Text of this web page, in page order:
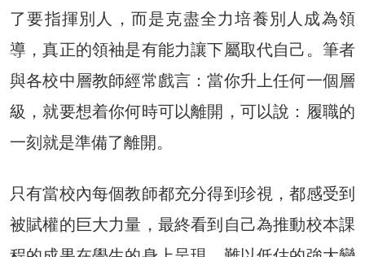
了要指揮別人，而是克盡全力培養別人成為領
導，真正的領袖是有能力讓下屬取代自己。筆者
與各校中層教師經常戲言：當你升上任何一個層
級，就要想着你何時可以離開，可以說：履職的
一刻就是準備了離開。
只有當校內每個教師都充分得到珍視，都感受到
被賦權的巨大力量，最終看到自己為推動校本課